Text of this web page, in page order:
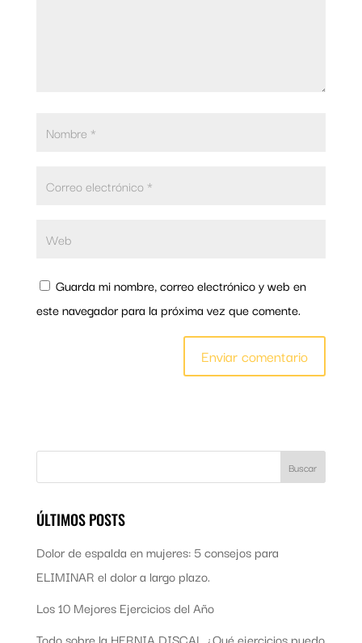
Guarda mi nombre, correo electrónico y web en
este navegador para la próxima vez que comente.
ÚLTIMOS POSTS
Dolor de espalda en mujeres: 5 consejos para
ELIMINAR el dolor a largo plazo.
Los 10 Mejores Ejercicios del Año
Todo sobre la HERNIA DISCAL ¿Qué ejercicios puedo